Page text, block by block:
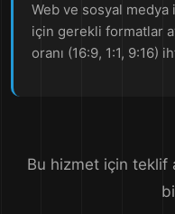
Web ve sosyal medya
için gerekli formatlar
oranı (16:9, 1:1, 9:16)
Bu hizmet için teklif